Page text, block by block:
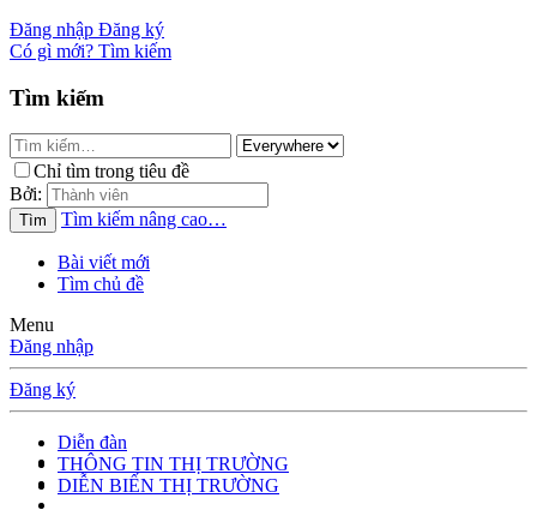
Đăng nhập Đăng ký
Có gì mới? Tìm kiếm
Tìm kiếm
Chỉ tìm trong tiêu đề
Bởi:
Tìm Tìm kiếm nâng cao…
Bài viết mới
Tìm chủ đề
Menu
Đăng nhập
Đăng ký
Diễn đàn
THÔNG TIN THỊ TRƯỜNG
DIỄN BIẾN THỊ TRƯỜNG